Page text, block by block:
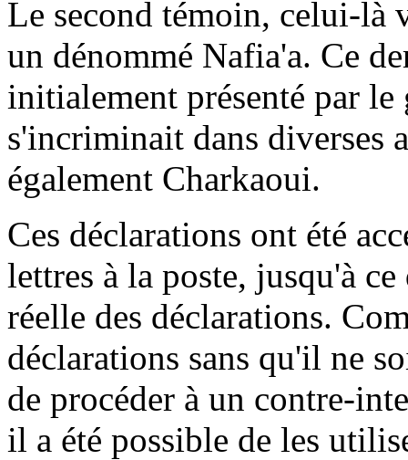
Le second témoin, celui-là
un dénommé Nafia'a. Ce
initialement présenté par
s'incriminait dans diverses
également Charkaoui.
Ces déclarations ont été
lettres à la poste, jusqu'à
réelle des déclarations.
déclarations sans qu'il ne
de procéder à un contre-
il a été possible de les